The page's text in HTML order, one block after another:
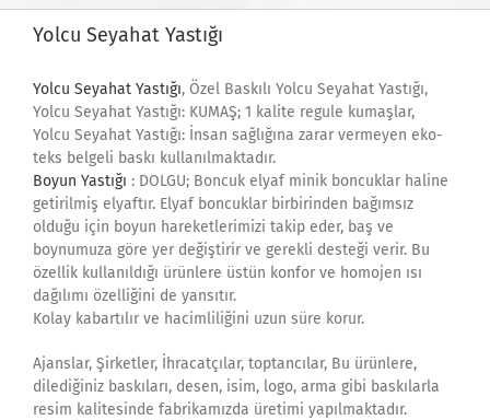
Yolcu Seyahat Yastığı
Yolcu Seyahat Yastığı, Özel Baskılı Yolcu Seyahat Yastığı,
Yolcu Seyahat Yastığı: KUMAŞ; 1 kalite regule kumaşlar,
Yolcu Seyahat Yastığı: İnsan sağlığına zarar vermeyen eko-
teks belgeli baskı kullanılmaktadır.
Boyun Yastığı : DOLGU; Boncuk elyaf minik boncuklar haline
getirilmiş elyaftır. Elyaf boncuklar birbirinden bağımsız
olduğu için boyun hareketlerimizi takip eder, baş ve
boynumuza göre yer değiştirir ve gerekli desteği verir. Bu
özellik kullanıldığı ürünlere üstün konfor ve homojen ısı
dağılımı özelliğini de yansıtır.
Kolay kabartılır ve hacimliliğini uzun süre korur.
Ajanslar, Şirketler, İhracatçılar, toptancılar, Bu ürünlere,
dilediğiniz baskıları, desen, isim, logo, arma gibi baskılarla
resim kalitesinde fabrikamızda üretimi yapılmaktadır.